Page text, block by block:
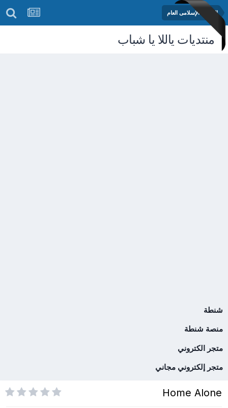
المنتدى الإسلامى العام
منتديات ياللا يا شباب
شنطة
منصة شنطة
متجر الكتروني
متجر إلكتروني مجاني
Home Alone